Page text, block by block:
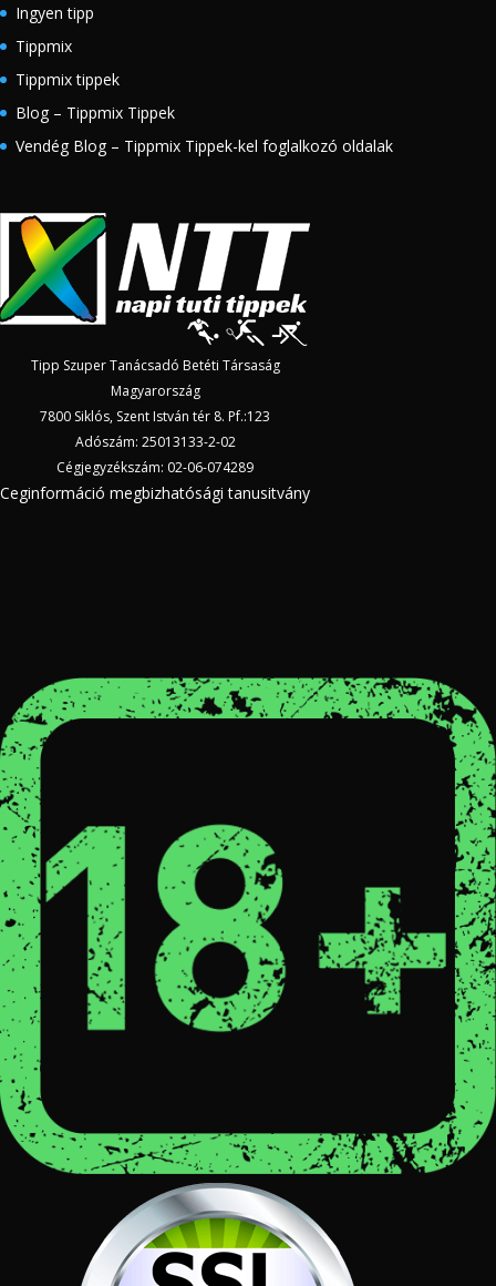
Ingyen tipp
Tippmix
Tippmix tippek
Blog – Tippmix Tippek
Vendég Blog – Tippmix Tippek-kel foglalkozó oldalak
Tipp Szuper Tanácsadó Betéti Társaság
Magyarország
7800 Siklós, Szent István tér 8. Pf.:123
Adószám: 25013133-2-02
Cégjegyzékszám: 02-06-074289
Ceginformáció megbizhatósági tanusitvány